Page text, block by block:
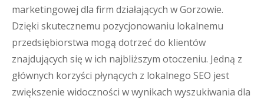
marketingowej dla firm działających w Gorzowie.
Dzięki skutecznemu pozycjonowaniu lokalnemu
przedsiębiorstwa mogą dotrzeć do klientów
znajdujących się w ich najbliższym otoczeniu. Jedną z
głównych korzyści płynących z lokalnego SEO jest
zwiększenie widoczności w wynikach wyszukiwania dla